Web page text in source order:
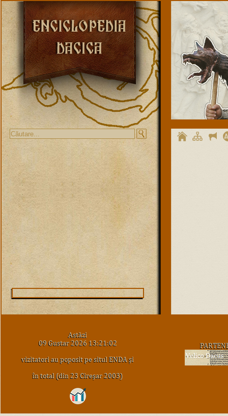
Astăzi
09 Gustar 2026 13:21:02
vizitatori au poposit pe situl ENDA şi
în total (din 23 Cireşar 2003)